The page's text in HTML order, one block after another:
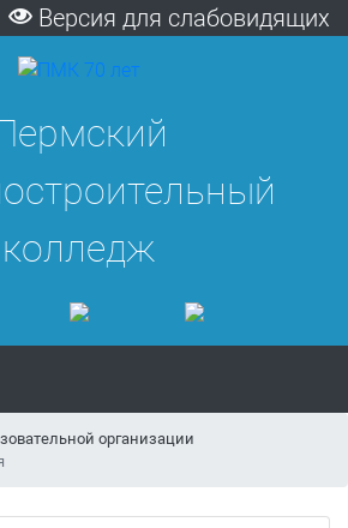
Версия для слабовидящих
колледж
организации